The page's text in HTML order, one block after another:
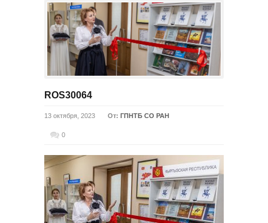
ROS30064
13 октября, 2023 От: ГПНТБ СО РАН
0